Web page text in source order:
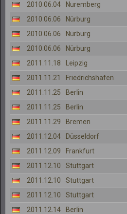
2010.06.04
Nuremberg
2010.06.06
Nürburg
2010.06.06
Nürburg
2010.06.06
Nürburg
2011.11.18
Leipzig
2011.11.21
Friedrichshafen
2011.11.25
Berlin
2011.11.25
Berlin
2011.11.29
Bremen
2011.12.04
Düsseldorf
2011.12.09
Frankfurt
2011.12.10
Stuttgart
2011.12.10
Stuttgart
2011.12.10
Stuttgart
2011.12.14
Berlin